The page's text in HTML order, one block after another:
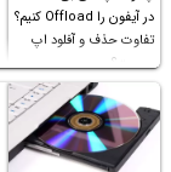
در آیفون را Offload کنیم؟
تفاوت حذف و آفلود اپ
چیست؟